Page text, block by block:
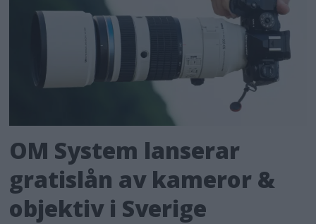
OM System lanserar
gratislån av kameror &
objektiv i Sverige